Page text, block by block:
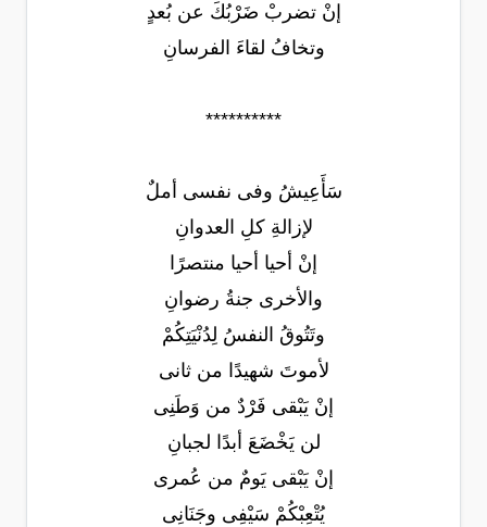
إنْ تضربْ ضَرْبُكَ عن بُعدٍ
وتخافُ لقاءَ الفرسانِ
**********
سَأَعِيشُ وفى نفسى أملٌ
لإزالةِ كلِ العدوانِ
إنْ أحيا أحيا منتصرًا
والأخرى جنةُ رضوانِ
وتَتُوقُ النفسُ لِدُنْيَتِكُمْ
لأموتَ شهيدًا من ثانى
إنْ يَبْقى فَرْدٌ من وَطَنِى
لن يَخْضَعَ أبدًا لجبانِ
إنْ يَبْقى يَومٌ من عُمرى
يُتْعِبْكُمْ سَيْفِى وجَنَانِى